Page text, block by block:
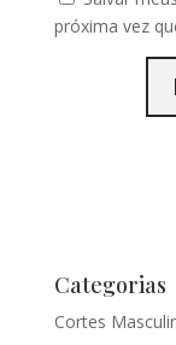
próxima vez
Categorias
Cortes